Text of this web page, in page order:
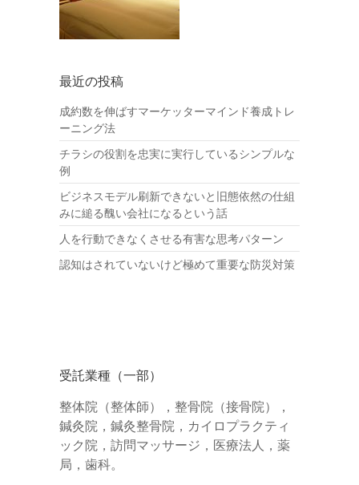
最近の投稿
成約数を伸ばすマーケッターマインド養成トレ
ーニング法
チラシの役割を忠実に実行しているシンプルな
例
ビジネスモデル刷新できないと旧態依然の仕組
みに縋る醜い会社になるという話
人を行動できなくさせる有害な思考パターン
認知はされていないけど極めて重要な防災対策
受託業種（一部）
整体院（整体師），整骨院（接骨院），
鍼灸院，鍼灸整骨院，カイロプラクティ
ック院，訪問マッサージ，医療法人，薬
局，歯科。